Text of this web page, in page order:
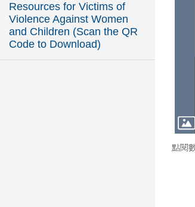
Resources for Victims of
Violence Against Women
and Children (Scan the QR
Code to Download)
點閱